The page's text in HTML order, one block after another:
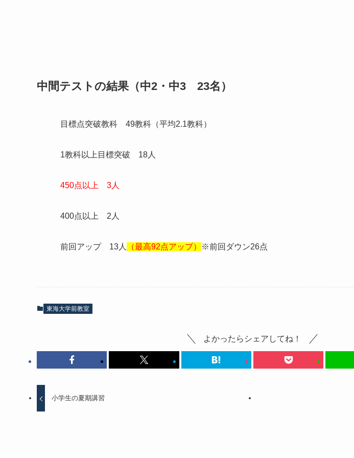
中間テストの結果（中2・中3 23名）
目標点突破教科 49教科（平均2.1教科）
1教科以上目標突破 18人
450点以上 3人
400点以上 2人
前回アップ 13人 （最高92点アップ） ※前回ダウン26点
東海大学前教室
よかったらシェアしてね！
小学生の夏期講習